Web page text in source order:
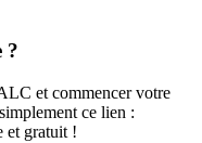
?
et commencer votre
ce lien :
et gratuit !